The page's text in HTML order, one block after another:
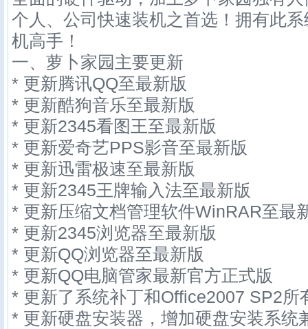
个人、公司快速装机之首选！拥有此
机高手！
一、萝卜家园主要更新
* 更新腾讯QQ至最新版
* 更新酷狗音乐至最新版
* 更新2345看图王至最新版
* 更新爱奇艺PPS影音至最新版
* 更新迅雷极速至最新版
* 更新2345王牌输入法至最新版
* 更新压缩文档管理软件WinRAR至最
* 更新2345浏览器至最新版
* 更新QQ浏览器至最新版
* 更新QQ电脑管家最新官方正式版
* 更新了系统补丁和Office2007 SP2所
* 更新硬盘安装器，增加硬盘安装系统